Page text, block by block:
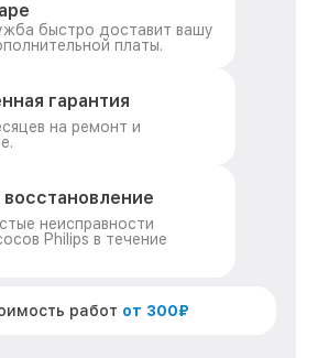
быстро доставит вашу
платы.
гарантия
на ремонт и
неисправности
Philips в течение
работ от 300₽